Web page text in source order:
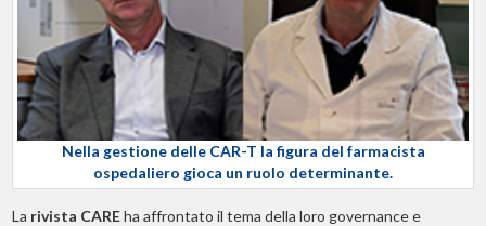
Nella gestione delle CAR-T la figura del farmacista
ospedaliero gioca un ruolo determinante.
La rivista CAREha affrontato il tema della loro governance e